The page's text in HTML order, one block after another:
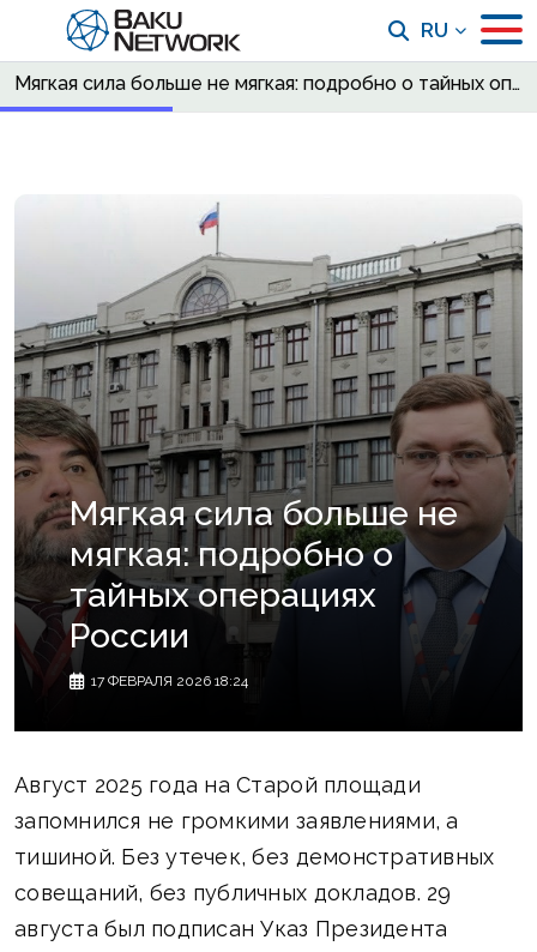
RU
Мягкая сила больше не мягкая: подробно о тайных операциях России
Мягкая сила больше не
мягкая: подробно о
тайных операциях
России
17 ФЕВРАЛЯ 2026 18:24
Август 2025 года на Старой площади
запомнился не громкими заявлениями, а
тишиной. Без утечек, без демонстративных
совещаний, без публичных докладов. 29
августа был подписан Указ Президента